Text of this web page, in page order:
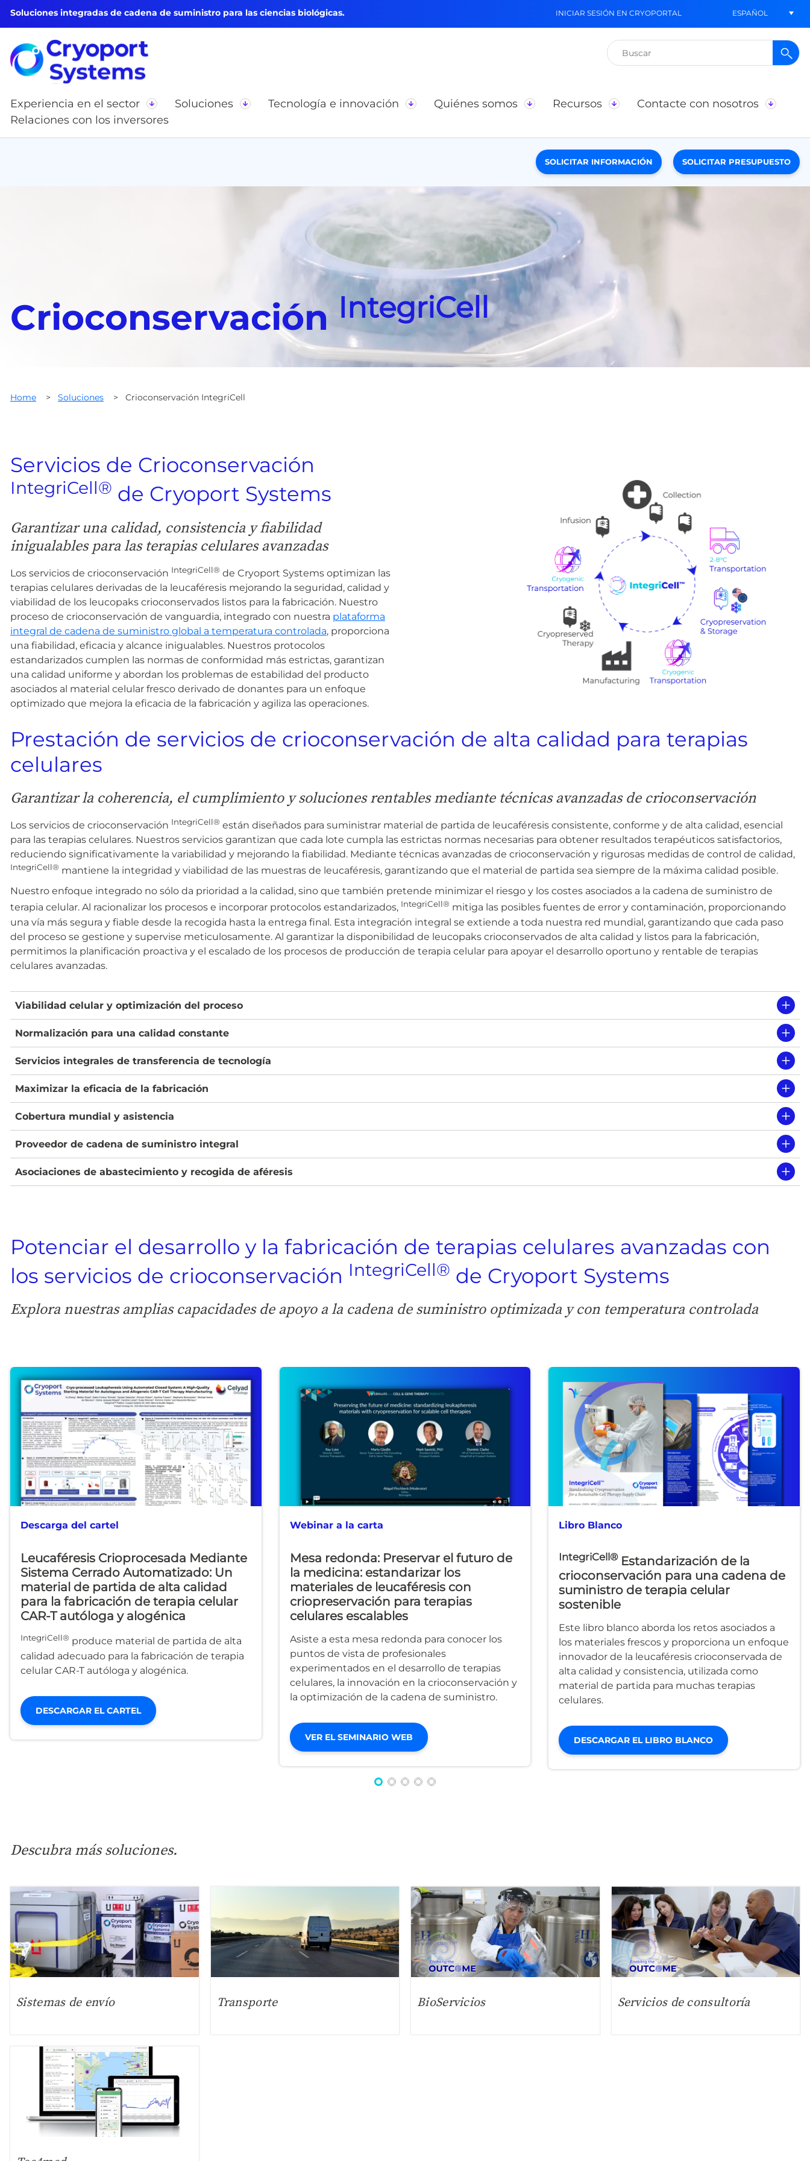
Soluciones integradas de cadena de suministro para las ciencias biológicas. INICIAR SESIÓN EN CRYOPORTAL ESPAÑOL
Buscar:
Experiencia en el sector Soluciones Tecnología e innovación Quiénes somos Recursos
Contacte con nosotros
Relaciones con los inversores
SOLICITAR INFORMACIÓN SOLICITAR PRESUPUESTO
Crioconservación IntegriCell
Home > Soluciones > Crioconservación IntegriCell
Servicios de Crioconservación
IntegriCell® de Cryoport Systems
Garantizar una calidad, consistencia y fiabilidad
inigualables para las terapias celulares avanzadas
Los servicios de crioconservación IntegriCell® de Cryoport Systems optimizan las
terapias celulares derivadas de la leucaféresis mejorando la seguridad, calidad y
viabilidad de los leucopaks crioconservados listos para la fabricación. Nuestro
proceso de crioconservación de vanguardia, integrado con nuestra plataforma
integral de cadena de suministro global a temperatura controlada, proporciona
una fiabilidad, eficacia y alcance inigualables. Nuestros protocolos
estandarizados cumplen las normas de conformidad más estrictas, garantizan
una calidad uniforme y abordan los problemas de estabilidad del producto
asociados al material celular fresco derivado de donantes para un enfoque
optimizado que mejora la eficacia de la fabricación y agiliza las operaciones.
Prestación de servicios de crioconservación de alta calidad para terapias
celulares
Garantizar la coherencia, el cumplimiento y soluciones rentables mediante técnicas avanzadas de crioconservación
Los servicios de crioconservación IntegriCell® están diseñados para suministrar material de partida de leucaféresis consistente, conforme y de alta calidad, esencial
para las terapias celulares. Nuestros servicios garantizan que cada lote cumpla las estrictas normas necesarias para obtener resultados terapéuticos satisfactorios,
reduciendo significativamente la variabilidad y mejorando la fiabilidad. Mediante técnicas avanzadas de crioconservación y rigurosas medidas de control de calidad,
IntegriCell® mantiene la integridad y viabilidad de las muestras de leucaféresis, garantizando que el material de partida sea siempre de la máxima calidad posible.
Nuestro enfoque integrado no sólo da prioridad a la calidad, sino que también pretende minimizar el riesgo y los costes asociados a la cadena de suministro de
terapia celular. Al racionalizar los procesos e incorporar protocolos estandarizados, IntegriCell® mitiga las posibles fuentes de error y contaminación, proporcionando
una vía más segura y fiable desde la recogida hasta la entrega final. Esta integración integral se extiende a toda nuestra red mundial, garantizando que cada paso
del proceso se gestione y supervise meticulosamente. Al garantizar la disponibilidad de leucopaks crioconservados de alta calidad y listos para la fabricación,
permitimos la planificación proactiva y el escalado de los procesos de producción de terapia celular para apoyar el desarrollo oportuno y rentable de terapias
celulares avanzadas.
Viabilidad celular y optimización del proceso
Normalización para una calidad constante
Servicios integrales de transferencia de tecnología
Maximizar la eficacia de la fabricación
Cobertura mundial y asistencia
Proveedor de cadena de suministro integral
Asociaciones de abastecimiento y recogida de aféresis
Potenciar el desarrollo y la fabricación de terapias celulares avanzadas con
los servicios de crioconservación IntegriCell® de Cryoport Systems
Explora nuestras amplias capacidades de apoyo a la cadena de suministro optimizada y con temperatura controlada
Descarga del cartel
Leucaféresis Crioprocesada Mediante
Sistema Cerrado Automatizado: Un
material de partida de alta calidad
para la fabricación de terapia celular
CAR-T autóloga y alogénica
IntegriCell® produce material de partida de alta
calidad adecuado para la fabricación de terapia
celular CAR-T autóloga y alogénica.
DESCARGAR EL CARTEL
Webinar a la carta
Mesa redonda: Preservar el futuro de
la medicina: estandarizar los
materiales de leucaféresis con
criopreservación para terapias
celulares escalables
Asiste a esta mesa redonda para conocer los
puntos de vista de profesionales
experimentados en el desarrollo de terapias
celulares, la innovación en la crioconservación y
la optimización de la cadena de suministro.
VER EL SEMINARIO WEB
Libro Blanco
IntegriCell®Estandarización de la
crioconservación para una cadena de
suministro de terapia celular
sostenible
Este libro blanco aborda los retos asociados a
los materiales frescos y proporciona un enfoque
innovador de la leucaféresis crioconservada de
alta calidad y consistencia, utilizada como
material de partida para muchas terapias
celulares.
DESCARGAR EL LIBRO BLANCO
Descubra más soluciones.
Sistemas de envío Transporte BioServicios Servicios de consultoría